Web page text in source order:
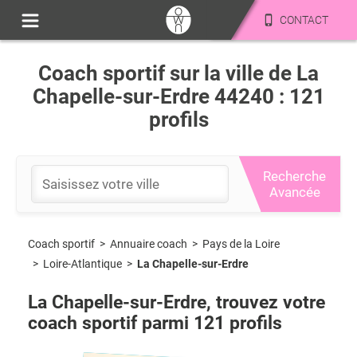
CONTACT
Coach sportif sur la ville de La
Chapelle-sur-Erdre 44240 : 121
profils
Recherche
Avancée
Coach sportif > Annuaire coach > Pays de la Loire
> Loire-Atlantique > La Chapelle-sur-Erdre
La Chapelle-sur-Erdre, trouvez votre
coach sportif parmi 121 profils